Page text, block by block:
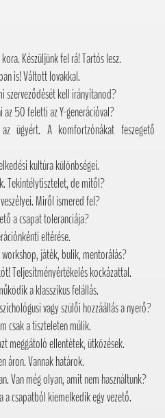
Készüljünk fel rá! Tartós lesz.
is! Váltott lovakkal.
szerveződését kell irányítanod?
50 feletti az Y-generációval?
ügyért. A komfortzónákat feszegető
kultúra különbségei.
Tekintélytisztelet, de mitől?
Miről ismered fel?
a csapat toleranciája?
eltérése.
játék, bulik, mentorálás?
Teljesítményértékelés kockázattal.
a klasszikus felállás.
vagy szülői hozzáállás a nyerő?
csak a tiszteleten múlik.
meggátoló ellentétek, ütközések.
áron. Vannak határok.
Van még olyan, amit nem használtunk?
a csapatból kiemelkedik egy vezető.